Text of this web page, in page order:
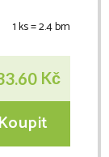
1 ks =2.4bm
Kč
Koupit